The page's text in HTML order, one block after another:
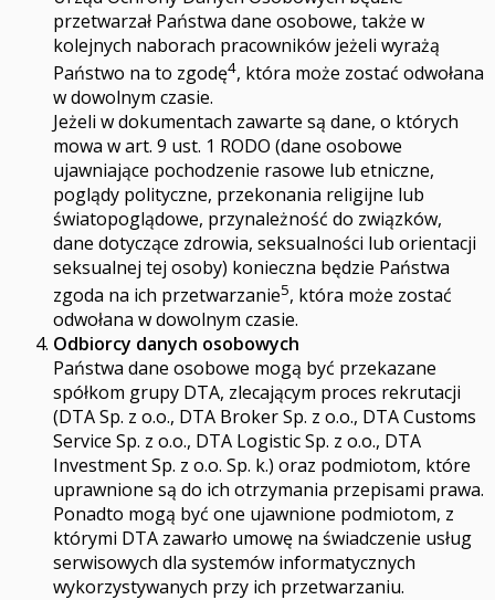
przetwarzał Państwa dane osobowe, także w
kolejnych naborach pracowników jeżeli wyrażą
Państwo na to zgodę4, która może zostać odwołana
w dowolnym czasie.
Jeżeli w dokumentach zawarte są dane, o których
mowa w art. 9 ust. 1 RODO (dane osobowe
ujawniające pochodzenie rasowe lub etniczne,
poglądy polityczne, przekonania religijne lub
światopoglądowe, przynależność do związków,
dane dotyczące zdrowia, seksualności lub orientacji
seksualnej tej osoby) konieczna będzie Państwa
zgoda na ich przetwarzanie5, która może zostać
odwołana w dowolnym czasie.
Odbiorcy danych osobowych
Państwa dane osobowe mogą być przekazane
spółkom grupy DTA, zlecającym proces rekrutacji
(DTA Sp. z o.o., DTA Broker Sp. z o.o., DTA Customs
Service Sp. z o.o., DTA Logistic Sp. z o.o., DTA
Investment Sp. z o.o. Sp. k.) oraz podmiotom, które
uprawnione są do ich otrzymania przepisami prawa.
Ponadto mogą być one ujawnione podmiotom, z
którymi DTA zawarło umowę na świadczenie usług
serwisowych dla systemów informatycznych
wykorzystywanych przy ich przetwarzaniu.